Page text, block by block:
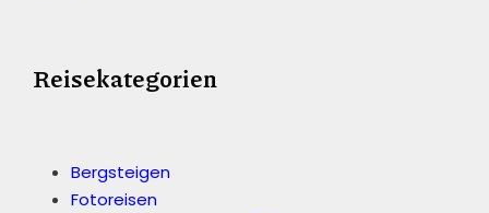
Reisekategorien
Bergsteigen
Fotoreisen